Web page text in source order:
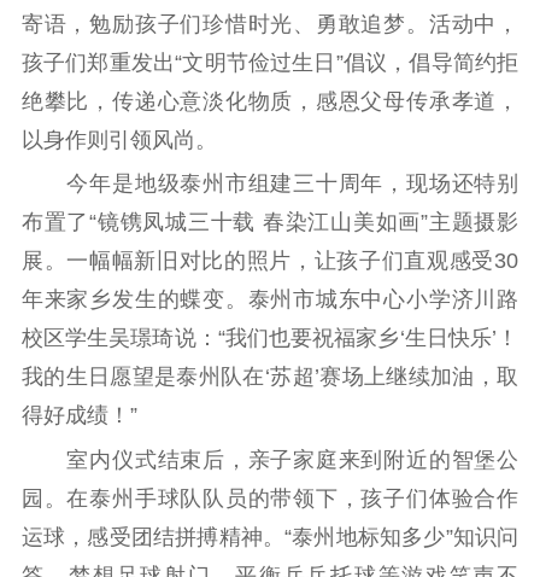
先进典型
社会宣传
思想政治教育
用
新闻出版
精品出版 全民阅读
出版监管
扫黄打非
电影创作 电影市场
机关党建
党建要闻 学习在线
寄语，勉励孩子们珍惜时光、勇敢追梦。活动中，
孩子们郑重发出“文明节俭过生日”倡议，倡导简约拒
绝攀比，传递心意淡化物质，感恩父母传承孝道，
以身作则引领风尚。
今年是地级泰州市组建三十周年，现场还特别
布置了“镜镌凤城三十载 春染江山美如画”主题摄影
展。一幅幅新旧对比的照片，让孩子们直观感受30
年来家乡发生的蝶变。泰州市城东中心小学济川路
校区学生吴璟琦说：“我们也要祝福家乡‘生日快乐’！
我的生日愿望是泰州队在‘苏超’赛场上继续加油，取
得好成绩！”
室内仪式结束后，亲子家庭来到附近的智堡公
园。在泰州手球队队员的带领下，孩子们体验合作
运球，感受团结拼搏精神。“泰州地标知多少”知识问